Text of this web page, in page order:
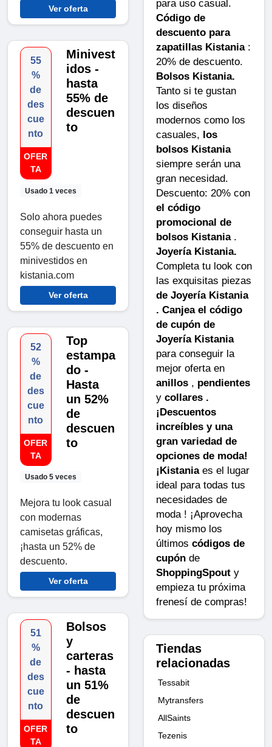
Ver oferta
55
%
de
des
cue
nto
OFER
TA
Usado 1 veces
Minivest
idos -
hasta
55% de
descuen
to
Solo ahora puedes
conseguir hasta un
55% de descuento en
minivestidos en
kistania.com
Ver oferta
52
%
de
des
cue
nto
OFER
TA
Usado 5 veces
Top
estampa
do -
Hasta
un 52%
de
descuen
to
Mejora tu look casual
con modernas
camisetas gráficas,
¡hasta un 52% de
descuento.
Ver oferta
51
%
de
des
cue
nto
OFER
TA
Bolsos
y
carteras
- hasta
un 51%
de
descuen
to
para uso casual.
Código de
descuento para
zapatillas Kistania:
20% de descuento.
Bolsos Kistania.
Tanto si te gustan
los diseños
modernos como los
casuales, los
bolsos Kistania
siempre serán una
gran necesidad.
Descuento: 20% con
el código
promocional de
bolsos Kistania.
Joyería Kistania.
Completa tu look con
las exquisitas piezas
de Joyería Kistania
. Canjea el código
de cupón de
Joyería Kistania
para conseguir la
mejor oferta en
anillos , pendientes
y collares .
¡Descuentos
increíbles y una
gran variedad de
opciones de moda!
¡Kistaniaes el lugar
ideal para todas tus
necesidades de
moda ! ¡Aprovecha
hoy mismo los
últimos códigos de
cupón de
ShoppingSpout y
empieza tu próxima
frenesí de compras!
Tiendas
relacionadas
Tessabit
Mytransfers
AllSaints
Tezenis